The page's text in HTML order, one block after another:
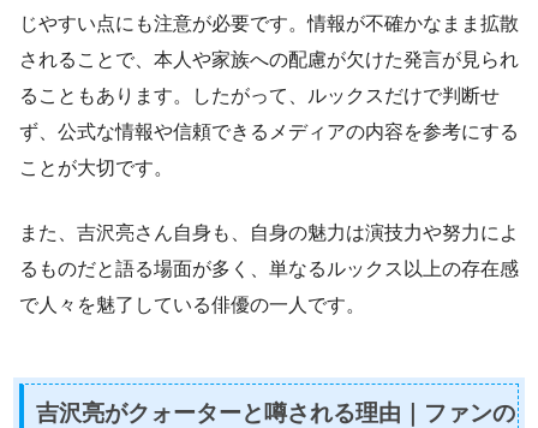
じやすい点にも注意が必要です。情報が不確かなまま拡散
されることで、本人や家族への配慮が欠けた発言が見られ
ることもあります。したがって、ルックスだけで判断せ
ず、公式な情報や信頼できるメディアの内容を参考にする
ことが大切です。
また、吉沢亮さん自身も、自身の魅力は演技力や努力によ
るものだと語る場面が多く、単なるルックス以上の存在感
で人々を魅了している俳優の一人です。
吉沢亮がクォーターと噂される理由｜ファンの